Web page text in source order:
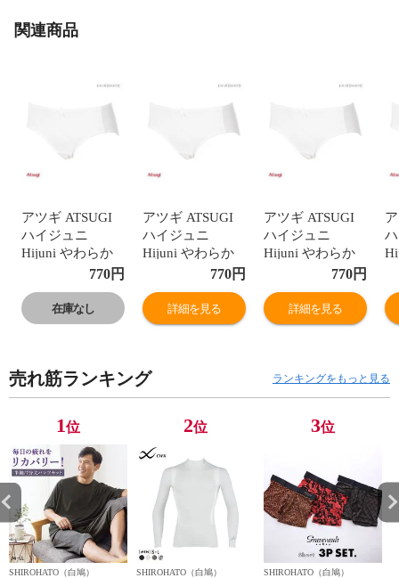
関連商品
アツギ ATSUGI
ハイジュニ
Hijuni やわらか
ショーツ スタン
ズ ジュニア 女の
子 単品
770円
在庫なし
アツギ ATSUGI
ハイジュニ
Hijuni やわらか
ショーツ スタン
ズ ジュニア 女の
子 単品
770円
詳細を見る
アツギ ATSUGI
ハイジュニ
Hijuni やわらか
ショーツ スタン
ズ ジュニア 女の
子 単品
770円
詳細を見る
売れ筋ランキング ランキングをもっと見る
1位
SHIROHATO（白鳩）
2位
SHIROHATO（白鳩）
3位
SHIROHATO（白鳩）